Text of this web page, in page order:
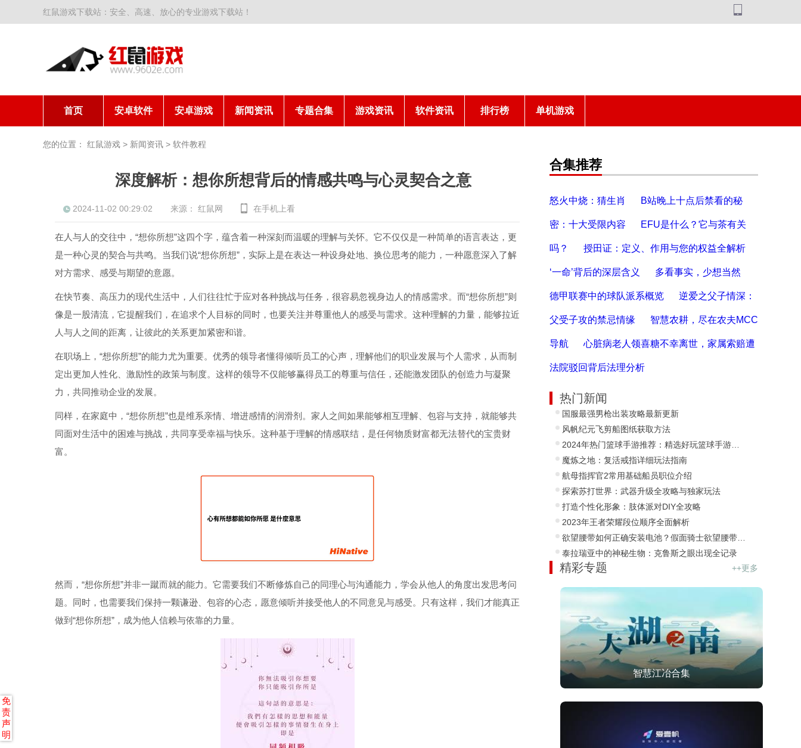
红鼠游戏下载站：安全、高速、放心的专业游戏下载站！
首页 安卓软件 安卓游戏 新闻资讯 专题合集 游戏资讯 软件资讯 排行榜 单机游戏
您的位置： 红鼠游戏 > 新闻资讯 > 软件教程
深度解析：想你所想背后的情感共鸣与心灵契合之意
2024-11-02 00:29:02 来源： 红鼠网 在手机上看
在人与人的交往中，“想你所想”这四个字，蕴含着一种深刻而温暖的理解与关怀。它不仅仅是一种简单的语言表达，更
是一种心灵的契合与共鸣。当我们说“想你所想”，实际上是在表达一种设身处地、换位思考的能力，一种愿意深入了解
对方需求、感受与期望的意愿。
在快节奏、高压力的现代生活中，人们往往忙于应对各种挑战与任务，很容易忽视身边人的情感需求。而“想你所想”则
像是一股清流，它提醒我们，在追求个人目标的同时，也要关注并尊重他人的感受与需求。这种理解的力量，能够拉近
人与人之间的距离，让彼此的关系更加紧密和谐。
在职场上，“想你所想”的能力尤为重要。优秀的领导者懂得倾听员工的心声，理解他们的职业发展与个人需求，从而制
定出更加人性化、激励性的政策与制度。这样的领导不仅能够赢得员工的尊重与信任，还能激发团队的创造力与凝聚
力，共同推动企业的发展。
同样，在家庭中，“想你所想”也是维系亲情、增进感情的润滑剂。家人之间如果能够相互理解、包容与支持，就能够共
同面对生活中的困难与挑战，共同享受幸福与快乐。这种基于理解的情感联结，是任何物质财富都无法替代的宝贵财
富。
然而，“想你所想”并非一蹴而就的能力。它需要我们不断修炼自己的同理心与沟通能力，学会从他人的角度出发思考问
题。同时，也需要我们保持一颗谦逊、包容的心态，愿意倾听并接受他人的不同意见与感受。只有这样，我们才能真正
做到“想你所想”，成为他人信赖与依靠的力量。
合集推荐
怒火中烧：猜生肖 B站晚上十点后禁看的秘
密：十大受限内容 EFU是什么？它与茶有关
吗？ 授田证：定义、作用与您的权益全解析
‘一命’背后的深层含义 多看事实，少想当然
德甲联赛中的球队派系概览 逆爱之父子情深：
父受子攻的禁忌情缘 智慧农耕，尽在农夫MCC
导航 心脏病老人领喜糖不幸离世，家属索赔遭
法院驳回背后法理分析
热门新闻
国服最强男枪出装攻略最新更新
风帆纪元飞剪船图纸获取方法
魔炼之地：复活戒指详细玩法指南
航母指挥官2常用基础船员职位介绍
探索苏打世界：武器升级全攻略与独家玩法
打造个性化形象：肢体派对DIY全攻略
2023年王者荣耀段位顺序全面解析
泰拉瑞亚中的神秘生物：克鲁斯之眼出现全记录
精彩专题 ++更多
智慧江冶合集
免
责
声
明